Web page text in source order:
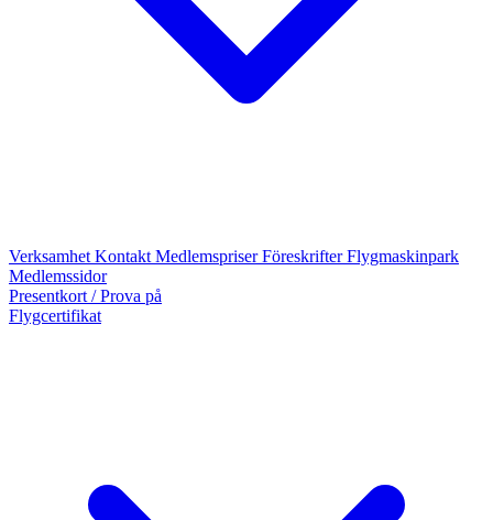
Verksamhet Kontakt MedlemspriserFöreskrifterFlygmaskinpark
Medlemssidor
Presentkort / Prova på
Flygcertifikat